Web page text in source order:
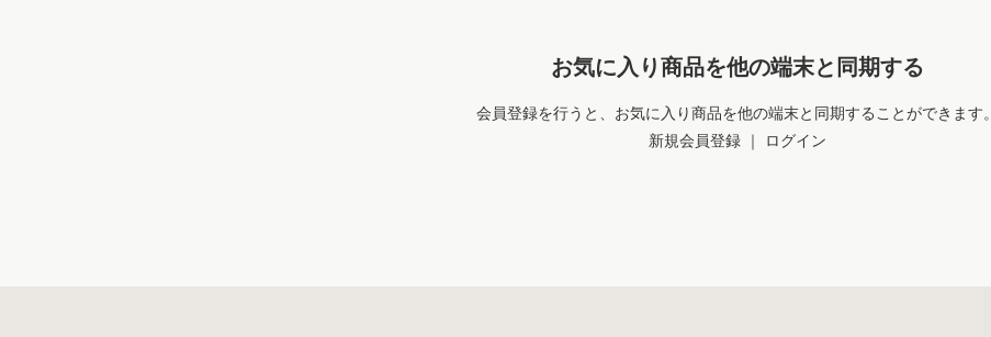
お気に入り商品を他の端末と同期する
会員登録を行うと、お気に入り商品を他の端末と同期することができます。
新規会員登録 ｜ ログイン